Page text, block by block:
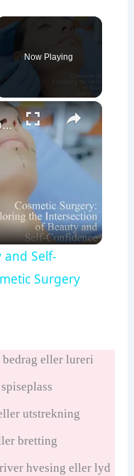
Now Playing
×
The Intersection of Beauty and Self-Confidence: Exploring Cosmetic Surgery
Self-
Surgery
eller lureri
utstrekning
bretting
hvesing eller lyd